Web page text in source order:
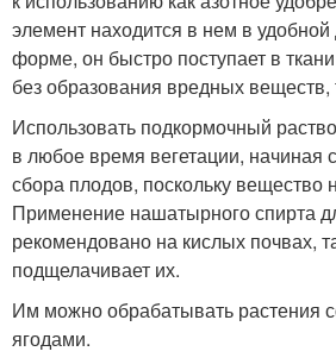
элемент находится в нем в
форме, он быстро поступает в
без образования вредных веществ,
Использовать подкормочный
в любое время вегетации, начиная
сбора плодов, поскольку вещество
Применение нашатырного спирта
рекомендовано на кислых почвах,
подщелачивает их.
Им можно обрабатывать растения
ягодами.